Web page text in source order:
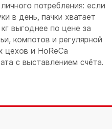
потребления: если
в день, пачки хватает
выгоднее по цене за
компотов и регулярной
цехов и HoReCa
с выставлением счёта.